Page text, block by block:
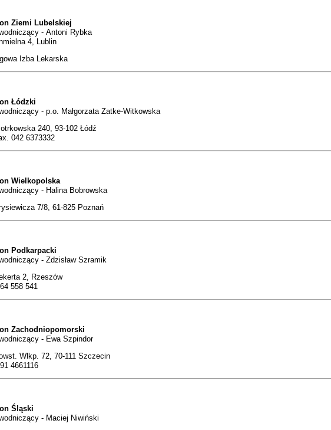
Ziemi Lubelskiej
- Antoni Rybka
4, Lublin
Izba Lekarska
Łódzki
- p.o. Małgorzata Zatke-Witkowska
240, 93-102 Łódź
042 6373332
Wielkopolska
- Halina Bobrowska
7/8, 61-825 Poznań
Podkarpacki
- Zdzisław Szramik
2, Rzeszów
558 541
Zachodniopomorski
- Ewa Szpindor
Wlkp. 72, 70-111 Szczecin
4661116
Śląski
- Maciej Niwiński